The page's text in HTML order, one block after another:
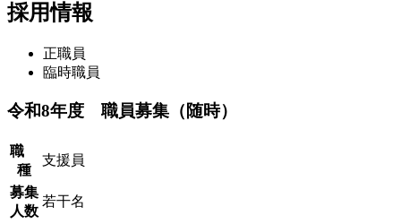
採用情報
正職員
臨時職員
令和8年度 職員募集（随時）
職
種
支援員
募集
人数
若干名